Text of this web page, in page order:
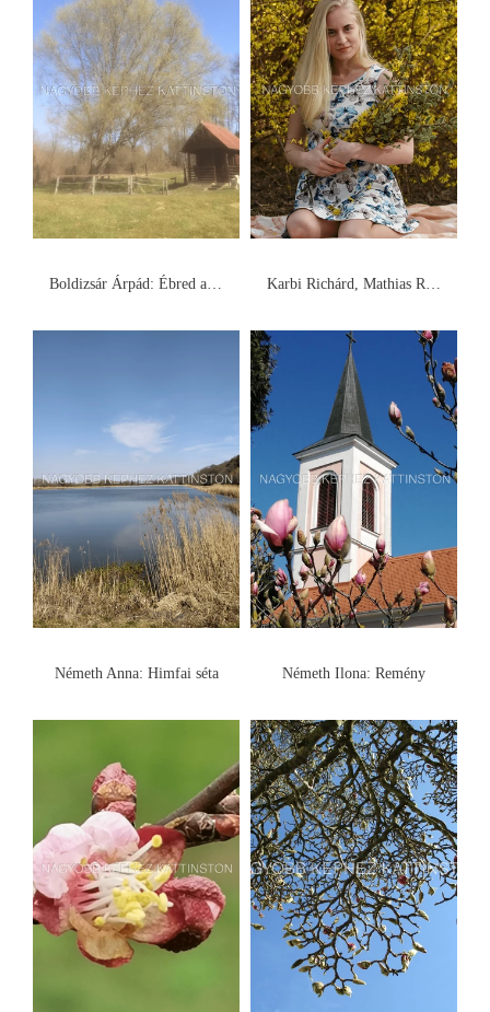
Boldizsár Árpád: Ébred a természet Karbi Richárd, Mathias Raber: A Tavasz valódi színei. Modell: Gyurgyó Anett
Németh Anna: Himfai séta Németh Ilona: Remény